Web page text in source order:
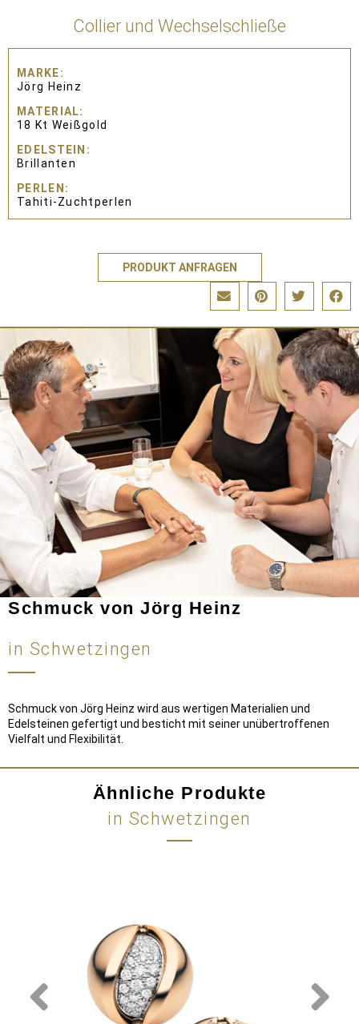
Collier und Wechselschließe
MARKE
Jörg Heinz
MATERIAL
18 Kt Weißgold
EDELSTEIN
Brillanten
PERLEN
Tahiti-Zuchtperlen
PRODUKT ANFRAGEN
Schmuck von Jörg Heinz
in Schwetzingen
Schmuck von Jörg Heinz wird aus wertigen Materialien und
Edelsteinen gefertigt und besticht mit seiner unübertroffenen
Vielfalt und Flexibilität.
Ähnliche Produkte
in Schwetzingen